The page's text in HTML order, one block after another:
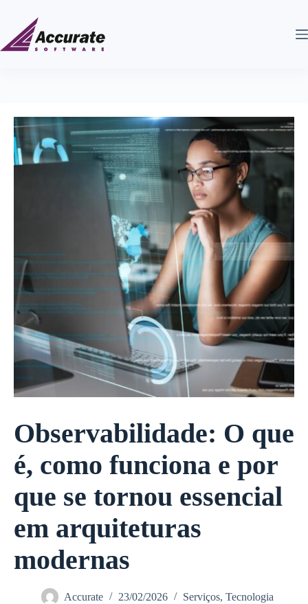
Observabilidade: O que
é, como funciona e por
que se tornou essencial
em arquiteturas
modernas
Accurate 23/02/2026 Serviços, Tecnologia